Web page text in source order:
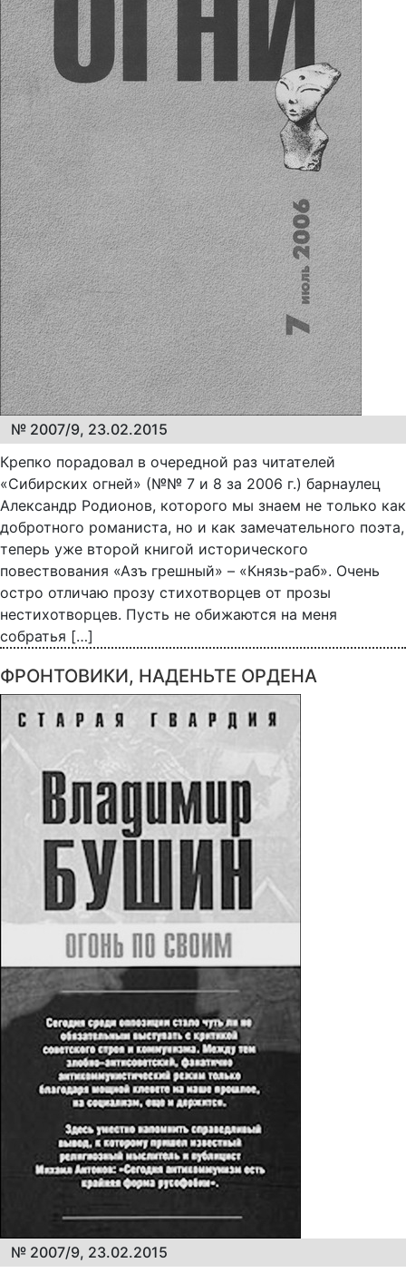
№ 2007/9, 23.02.2015
Крепко порадовал в очередной раз читателей
«Сибирских огней» (№№ 7 и 8 за 2006 г.) барнаулец
Александр Родионов, которого мы знаем не только как
добротного романиста, но и как замечательного поэта,
теперь уже второй книгой исторического
повествования «Азъ грешный» – «Князь-раб». Очень
остро отличаю прозу стихотворцев от прозы
нестихотворцев. Пусть не обижаются на меня
собратья […]
ФРОНТОВИКИ, НАДЕНЬТЕ ОРДЕНА
№ 2007/9, 23.02.2015